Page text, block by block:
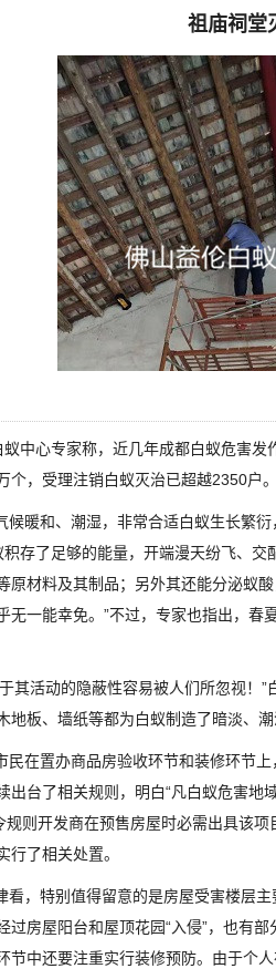
祖庙祠堂
中心专家称，近几年成都白蚁危害
，受理注销白蚁灭治已超越2350户。
候暖和、潮湿，非常合适白蚁生长繁
存了足够的能量，开端漫天纷飞、
原材料及其制品；另外其还能分泌蚁
无一能幸免。”不过，专家也指出，
其活动的隐蔽性容易被人们所忽视！
地板、墙纸等都为白蚁制造了暗淡、
在置办商品房验收环节和装修环节
出台了相关规则，明白“凡白蚁危害
则开发商在预售房屋时必需出具该项
了相关处置。
，特别值得留意的是房屋受害楼层
过房屋阳台和屋顶花园“入侵”，也有
节中还要注重实行装修预防。由于个